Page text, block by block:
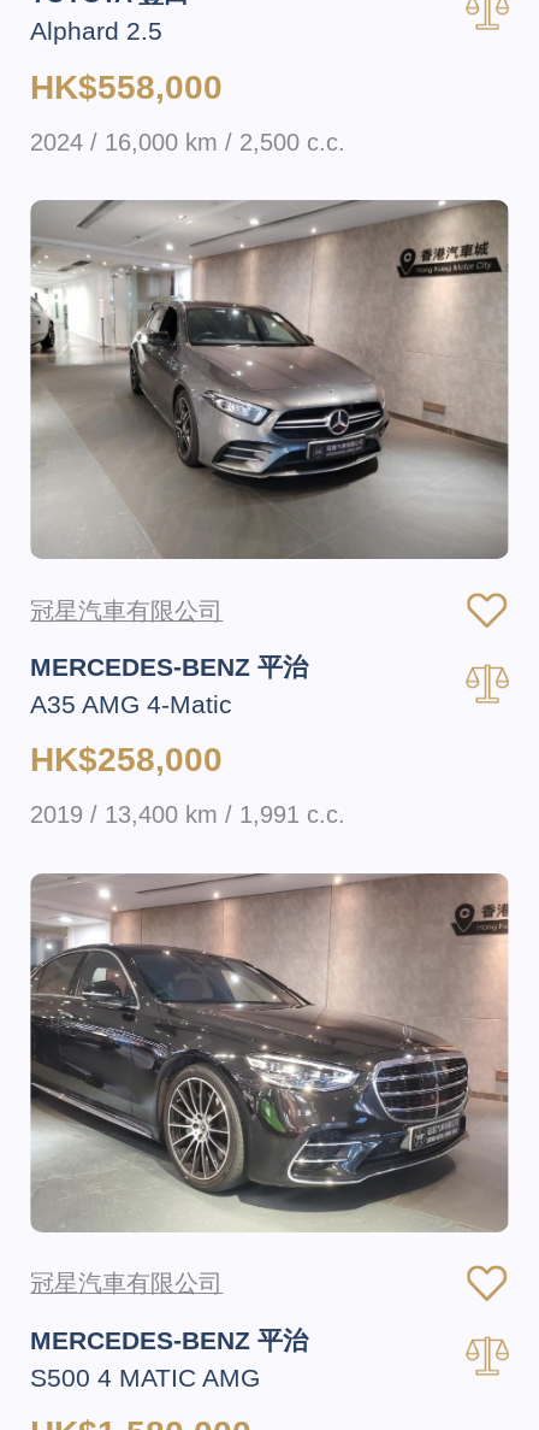
Alphard 2.5
HK$558,000
2024 / 16,000 km / 2,500 c.c.
冠星汽車有限公司
MERCEDES-BENZ 平治
A35 AMG 4-Matic
HK$258,000
2019 / 13,400 km / 1,991 c.c.
冠星汽車有限公司
MERCEDES-BENZ 平治
S500 4 MATIC AMG